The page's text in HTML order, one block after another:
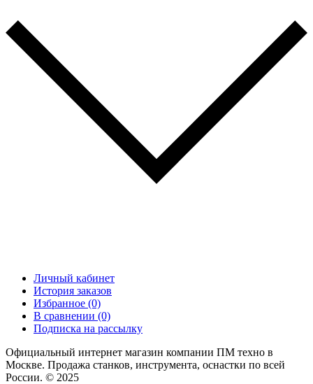
Личный кабинет
История заказов
Избранное (0)
В сравнении (0)
Подписка на рассылку
Официальный интернет магазин компании ПМ техно в
Москве. Продажа станков, инструмента, оснастки по всей
России. © 2025